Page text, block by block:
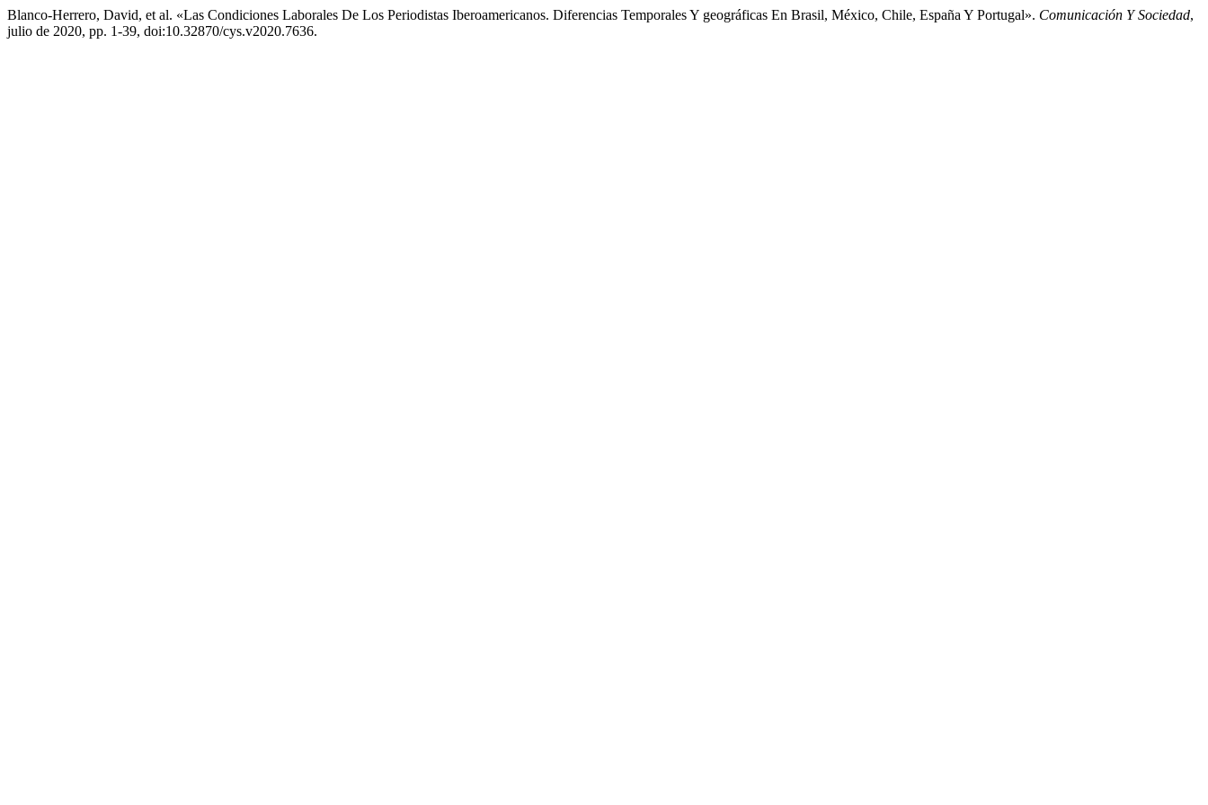
Blanco-Herrero, David, et al. «Las Condiciones Laborales De Los Periodistas Iberoamericanos. Diferencias Temporales Y geográficas En Brasil, México, Chile, España Y Portugal». Comunicación Y Sociedad,
julio de 2020, pp. 1-39, doi:10.32870/cys.v2020.7636.